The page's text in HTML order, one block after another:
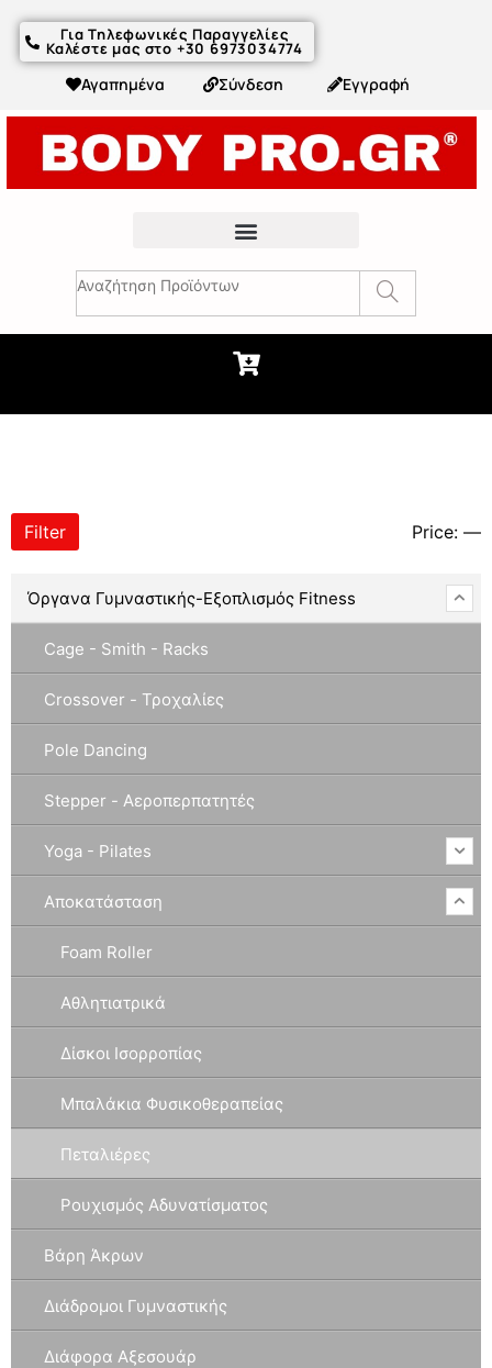
Για Τηλεφωνικές Παραγγελίες
Καλέστε μας στο +30 6973034774
Αγαπημένα Σύνδεση Εγγραφή
Filter Price: —
Όργανα Γυμναστικής-Εξοπλισμός Fitness
Cage - Smith - Racks
Crossover - Τροχαλίες
Pole Dancing
Stepper - Αεροπερπατητές
Yoga - Pilates
Αποκατάσταση
Foam Roller
Αθλητιατρικά
Δίσκοι Ισορροπίας
Μπαλάκια Φυσικοθεραπείας
Πεταλιέρες
Ρουχισμός Αδυνατίσματος
Βάρη Άκρων
Διάδρομοι Γυμναστικής
Διάφορα Αξεσουάρ